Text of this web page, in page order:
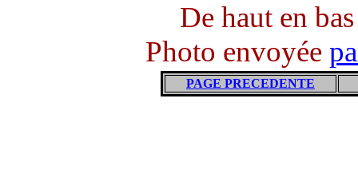
De haut en
Photo envoyée
PAGE PRECEDENTE